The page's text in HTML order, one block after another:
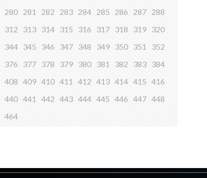
280 281 282 283 284 285 286 287 288
312 313 314 315 316 317 318 319 320
344 345 346 347 348 349 350 351
352
376 377 378 379 380 381 382 383 384
408 409 410 411 412 413 414 415 416
440 441 442 443 444 445 446 447 448
464